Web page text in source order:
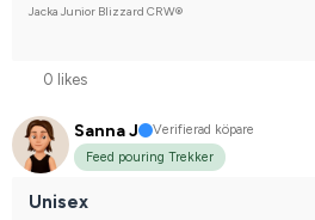
Jacka Junior Blizzard CRW®
0 likes
Sanna J
Verifierad köpare
Feed pouring Trekker
Unisex